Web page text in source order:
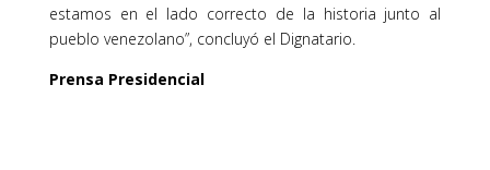
estamos en el lado correcto de la historia junto al
pueblo venezolano”, concluyó el Dignatario.
Prensa Presidencial